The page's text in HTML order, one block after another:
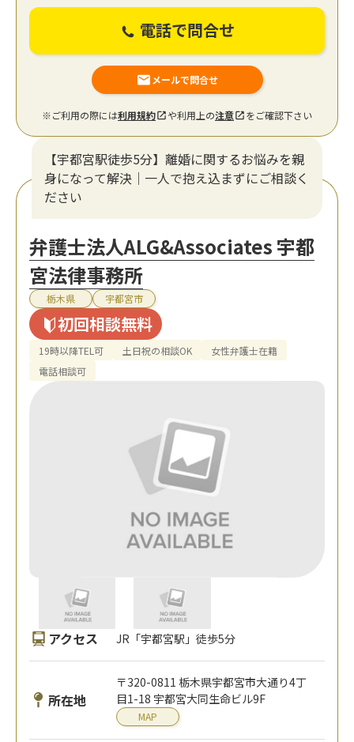
電話で問合せ
メールで問合せ
※ご利用の際には利用規約 や利用上の注意 をご確認下さい
【宇都宮駅徒歩5分】離婚に関するお悩みを親
身になって解決｜一人で抱え込まずにご相談く
ださい
弁護士法人ALG&Associates 宇都
宮法律事務所
栃木県 宇都宮市
初回相談無料
19時以降TEL可 土日祝の相談OK
女性弁護士在籍
電話相談可
アクセス JR「宇都宮駅」徒歩5分
所在地
〒320-0811 栃木県宇都宮市大通り4丁
目1-18 宇都宮大同生命ビル9F
MAP